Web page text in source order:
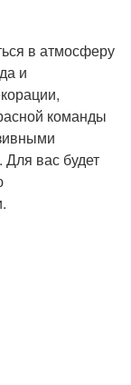
в атмосферу
и
команды
вас будет